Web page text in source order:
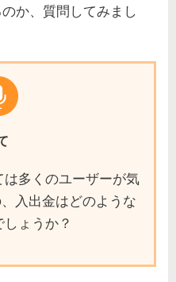
か、質問してみまし
多くのユーザーが気
入出金はどのような
ょうか？